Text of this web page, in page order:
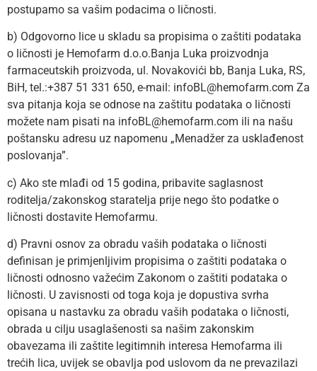
postupamo sa vašim podacima o ličnosti.
b) Odgovorno lice u skladu sa propisima o zaštiti podataka
o ličnosti je Hemofarm d.o.o.Banja Luka proizvodnja
farmaceutskih proizvoda, ul. Novakovići bb, Banja Luka, RS,
BiH, tel.:+387 51 331 650, e-mail: infoBL@hemofarm.com Za
sva pitanja koja se odnose na zaštitu podataka o ličnosti
možete nam pisati na infoBL@hemofarm.com ili na našu
poštansku adresu uz napomenu „Menadžer za usklađenost
poslovanja”.
c) Ako ste mlađi od 15 godina, pribavite saglasnost
roditelja/zakonskog staratelja prije nego što podatke o
ličnosti dostavite Hemofarmu.
d) Pravni osnov za obradu vaših podataka o ličnosti
definisan je primjenljivim propisima o zaštiti podataka o
ličnosti odnosno važećim Zakonom o zaštiti podataka o
ličnosti. U zavisnosti od toga koja je dopustiva svrha
opisana u nastavku za obradu vaših podataka o ličnosti,
obrada u cilju usaglašenosti sa našim zakonskim
obavezama ili zaštite legitimnih interesa Hemofarma ili
trećih lica, uvijek se obavlja pod uslovom da ne prevazilazi